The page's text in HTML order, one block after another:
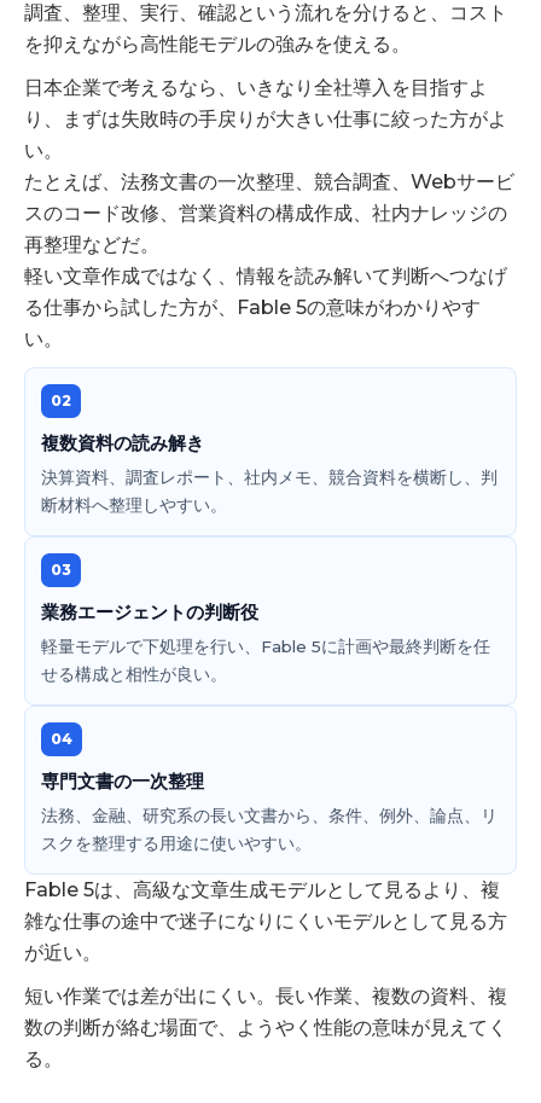
調査、整理、実行、確認という流れを分けると、コスト
を抑えながら高性能モデルの強みを使える。
日本企業で考えるなら、いきなり全社導入を目指すよ
り、まずは失敗時の手戻りが大きい仕事に絞った方がよ
い。
たとえば、法務文書の一次整理、競合調査、Webサービ
スのコード改修、営業資料の構成作成、社内ナレッジの
再整理などだ。
軽い文章作成ではなく、情報を読み解いて判断へつなげ
る仕事から試した方が、Fable 5の意味がわかりやす
い。
02
複数資料の読み解き
決算資料、調査レポート、社内メモ、競合資料を横断し、判
断材料へ整理しやすい。
03
業務エージェントの判断役
軽量モデルで下処理を行い、Fable 5に計画や最終判断を任
せる構成と相性が良い。
04
専門文書の一次整理
法務、金融、研究系の長い文書から、条件、例外、論点、リ
スクを整理する用途に使いやすい。
Fable 5は、高級な文章生成モデルとして見るより、複
雑な仕事の途中で迷子になりにくいモデルとして見る方
が近い。
短い作業では差が出にくい。長い作業、複数の資料、複
数の判断が絡む場面で、ようやく性能の意味が見えてく
る。